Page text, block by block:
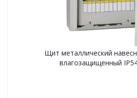
Щит металлический
влагозащищенный